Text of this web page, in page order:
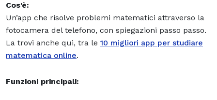
Cos'è:
Un’app che risolve problemi matematici attraverso la
fotocamera del telefono, con spiegazioni passo passo.
La trovi anche qui, tra le 10 migliori app per studiare
matematica online.
Funzioni principali: